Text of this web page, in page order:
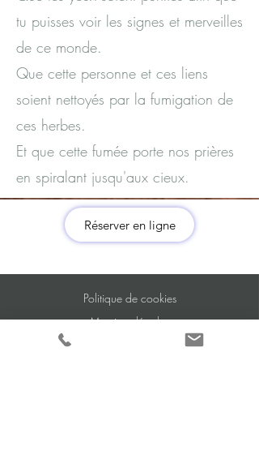
tu puisses voir les signes et merveilles
de ce monde.
Que cette personne et ces liens
soient nettoyés par la fumigation de
ces herbes.
Et que cette fumée porte nos prières
en spiralant jusqu'aux cieux.​​​
Réserver en ligne
Politique de cookies
Mentions légales